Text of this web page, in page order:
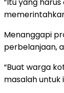
Menanggapi
perbelanjaan,
“Buat warga
masalah untuk